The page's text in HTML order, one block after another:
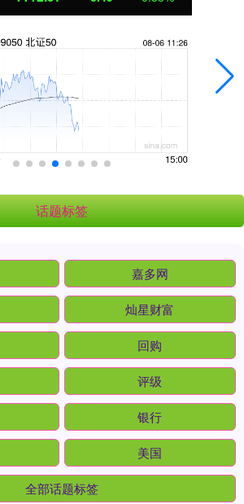
话题标签
嘉多网
灿星财富
回购
评级
银行
美国
全部话题标签